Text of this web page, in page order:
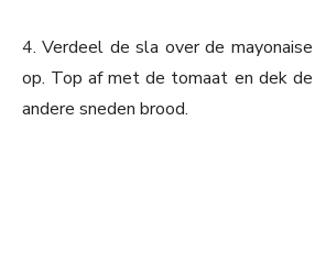
4. Verdeel de sla over de
op. Top af met de tomaat en dek
andere sneden brood.